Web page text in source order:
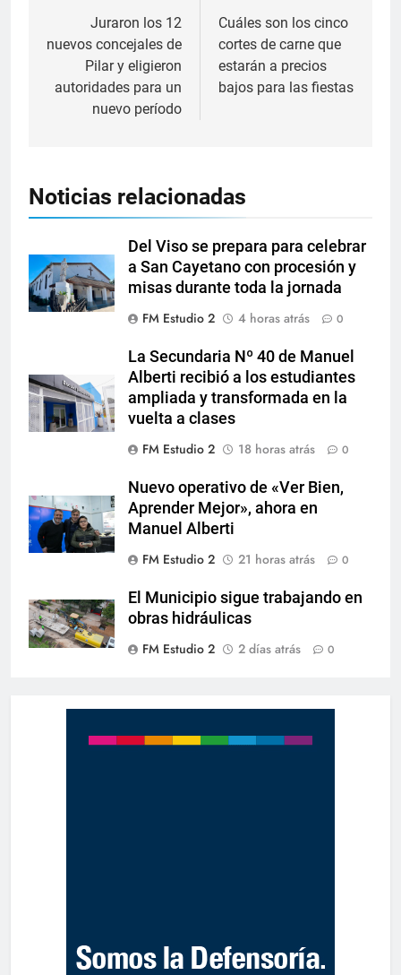
Juraron los 12
nuevos concejales de
Pilar y eligieron
autoridades para un
nuevo período
Cuáles son los cinco
cortes de carne que
estarán a precios
bajos para las fiestas
Noticias relacionadas
Del Viso se prepara para celebrar
a San Cayetano con procesión y
misas durante toda la jornada
FM Estudio 2
4 horas atrás 0
La Secundaria Nº 40 de Manuel
Alberti recibió a los estudiantes
ampliada y transformada en la
vuelta a clases
FM Estudio 2
18 horas atrás 0
Nuevo operativo de «Ver Bien,
Aprender Mejor», ahora en
Manuel Alberti
FM Estudio 2
21 horas atrás 0
El Municipio sigue trabajando en
obras hidráulicas
FM Estudio 2
2 días atrás 0